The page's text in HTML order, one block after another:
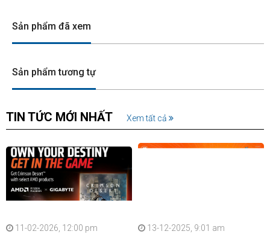
Sản phẩm đã xem
Sản phẩm tương tự
TIN TỨC MỚI NHẤT Xem tất cả
11-02-2026, 12:00 pm
13-12-2025, 9:01 am